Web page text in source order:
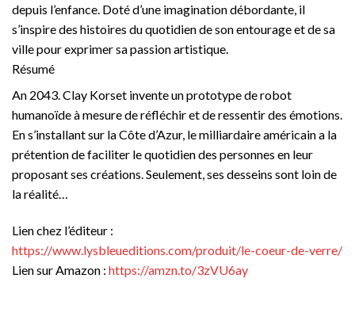
depuis l’enfance. Doté d’une imagination débordante, il
s’inspire des histoires du quotidien de son entourage et de sa
ville pour exprimer sa passion artistique.
Résumé
An 2043. Clay Korset invente un prototype de robot
humanoïde à mesure de réfléchir et de ressentir des émotions.
En s’installant sur la Côte d’Azur, le milliardaire américain a la
prétention de faciliter le quotidien des personnes en leur
proposant ses créations. Seulement, ses desseins sont loin de
la réalité…
Lien chez l’éditeur :
https://www.lysbleueditions.com/produit/le-coeur-de-verre/
Lien sur Amazon : https://amzn.to/3zVU6ay